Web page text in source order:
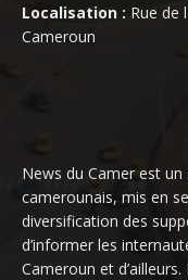
Localisation : Rue de
Cameroun
News du Camer est
camerounais, mis en
diversification des
d’informer les
Cameroun et